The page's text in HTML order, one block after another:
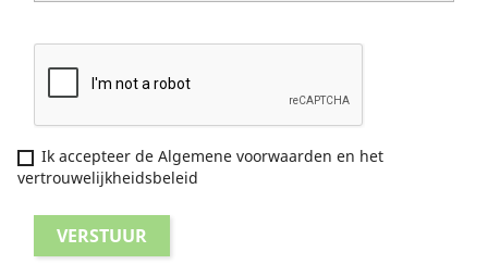
Ik accepteer de Algemene voorwaarden en het
vertrouwelijkheidsbeleid